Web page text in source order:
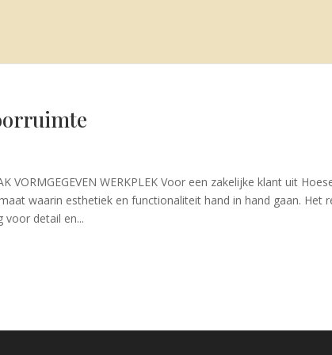
VORMGEGEVEN WERKPLEK Voor een zakelijke klant uit
waarin esthetiek en functionaliteit hand in hand gaan. Het
detail en...